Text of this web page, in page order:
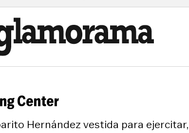
Center
Hernández vestida para